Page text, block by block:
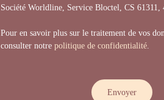
Société Worldline, Service Bloctel, CS
Pour en savoir plus sur le traitement de vos
consulter notre politique de confidentialité
Envoyer